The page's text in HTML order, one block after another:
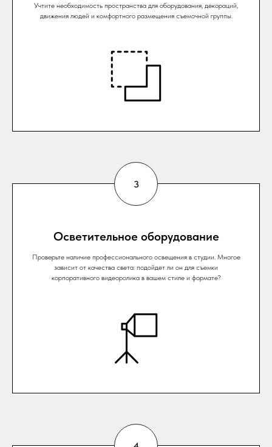
Учтите необходимость пространства для оборудования, декораций,
движения людей и комфортного размещения съемочной группы.
Осветительное оборудование
Проверьте наличие профессионального освещения в студии. Многое
зависит от качества света: подойдет ли он для съемки
корпоративного видеоролика в вашем стиле и формате?